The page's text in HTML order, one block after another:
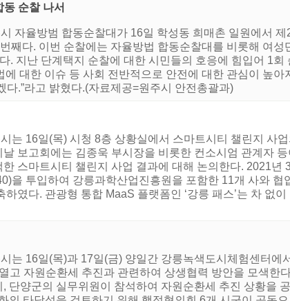
순찰 나서
자율방범 합동순찰대가 16일 학성동 희매촌 일원에서 제
째다. 이번 순찰에는 자율방법 합동순찰대를 비롯해 여성
. 지난 단계택지 순찰에 대한 시민들의 호응에 힘입어 1회
대한 이슈 등 사회 전반적으로 안전에 대한 관심이 높아
.”라고 밝혔다.(자료제공=원주시 안전총괄과)
는 16일(목) 시청 8층 상황실에서 스마트시티 챌린지 사업
보고회에는 김종욱 부시장을 비롯한 컨소시엄 관계자 등
스마트시티 챌린지 사업 결과에 대해 논의한다. 2021년
을 투입하여 강릉과학산업진흥원을 포함한 11개 사와 협
였다. 관광형 통합 MaaS 플랫폼인 ‘강릉 패스’는 차 없
는 16일(목)과 17일(금) 양일간 강릉녹색도시체험센터에
고 자원순환세 추진과 관련하여 상생협력 방안을 모색한
단양군의 실무위원이 참석하여 자원순환세 추진 상황을